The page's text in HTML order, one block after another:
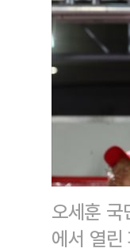
오세훈 국
에서 열